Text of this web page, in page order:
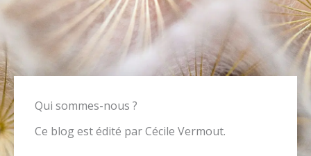
Qui sommes-nous ?
Ce blog est édité par Cécile Vermout.